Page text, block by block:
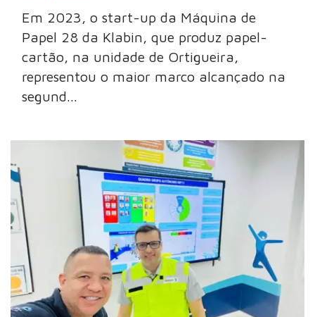
Em 2023, o start-up da Máquina de
Papel 28 da Klabin, que produz papel-
cartão, na unidade de Ortigueira,
representou o maior marco alcançado na
segund...